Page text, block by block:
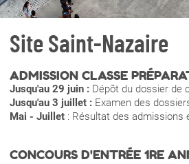
Site Saint-Nazaire
ADMISSION CLASSE
Jusqu'au 29 juin : Dépôt du dossier de
Jusqu'au 3 juillet : Examen des
Mai - Juillet : Résultat des admissions
CONCOURS D'ENTRÉE 1RE